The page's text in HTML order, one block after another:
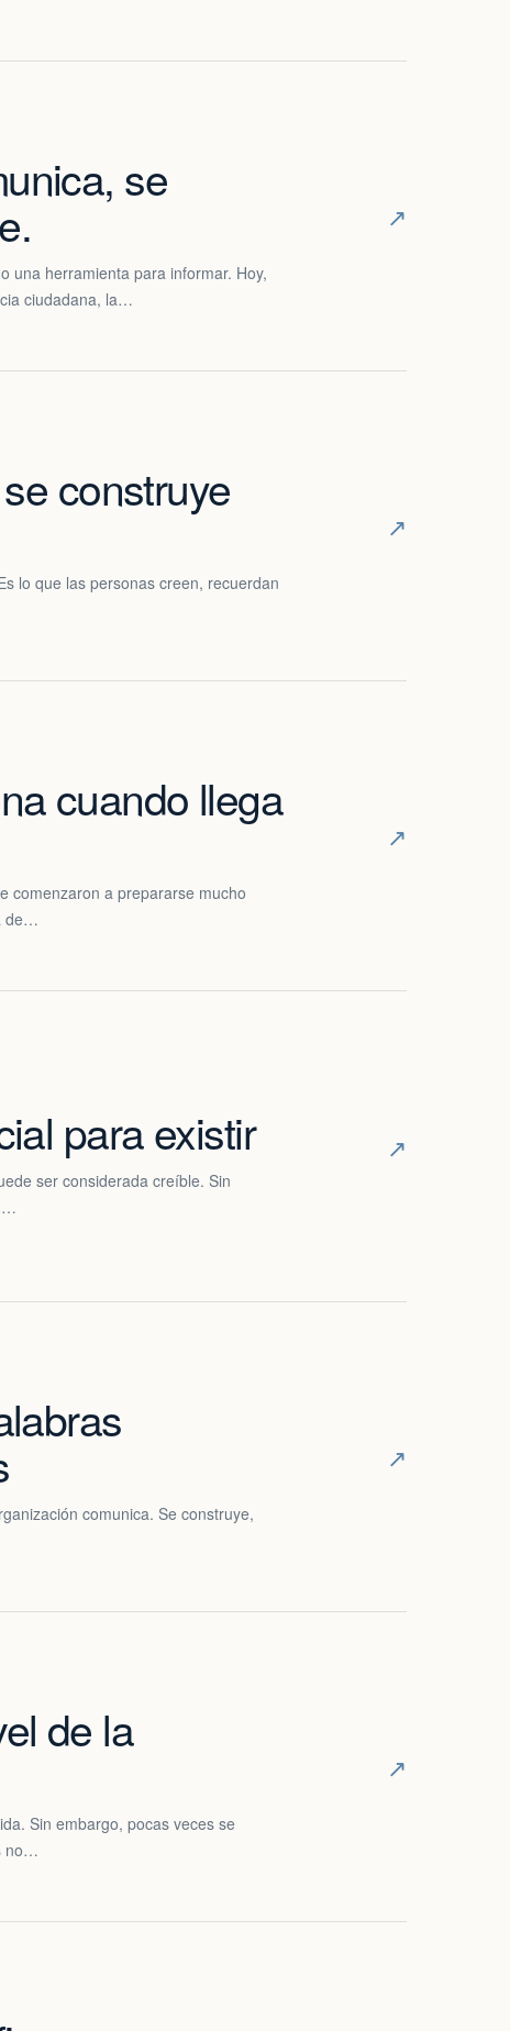
se
una herramienta para informar. Hoy,
ciudadana, la…
↗
construye
lo que las personas creen, recuerdan
↗
cuando llega
comenzaron a prepararse mucho
de…
↗
para existir
ser considerada creíble. Sin
↗
comunica. Se construye,
↗
de la
Sin embargo, pocas veces se
no…
↗